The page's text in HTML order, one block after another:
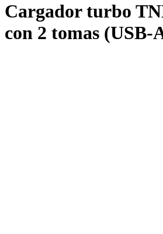
Cargador turbo
con 2 tomas (USB-